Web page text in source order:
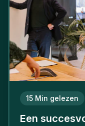
15 Min gelezen
Een